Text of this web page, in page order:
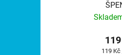
Měrná
119